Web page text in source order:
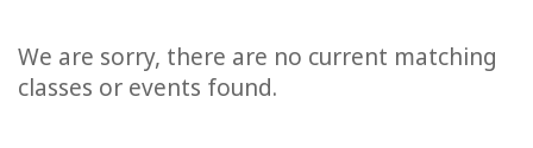
Novidades
We are sorry, there are no current matching
classes or events found.